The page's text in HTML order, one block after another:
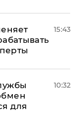
15:43
для
10:32